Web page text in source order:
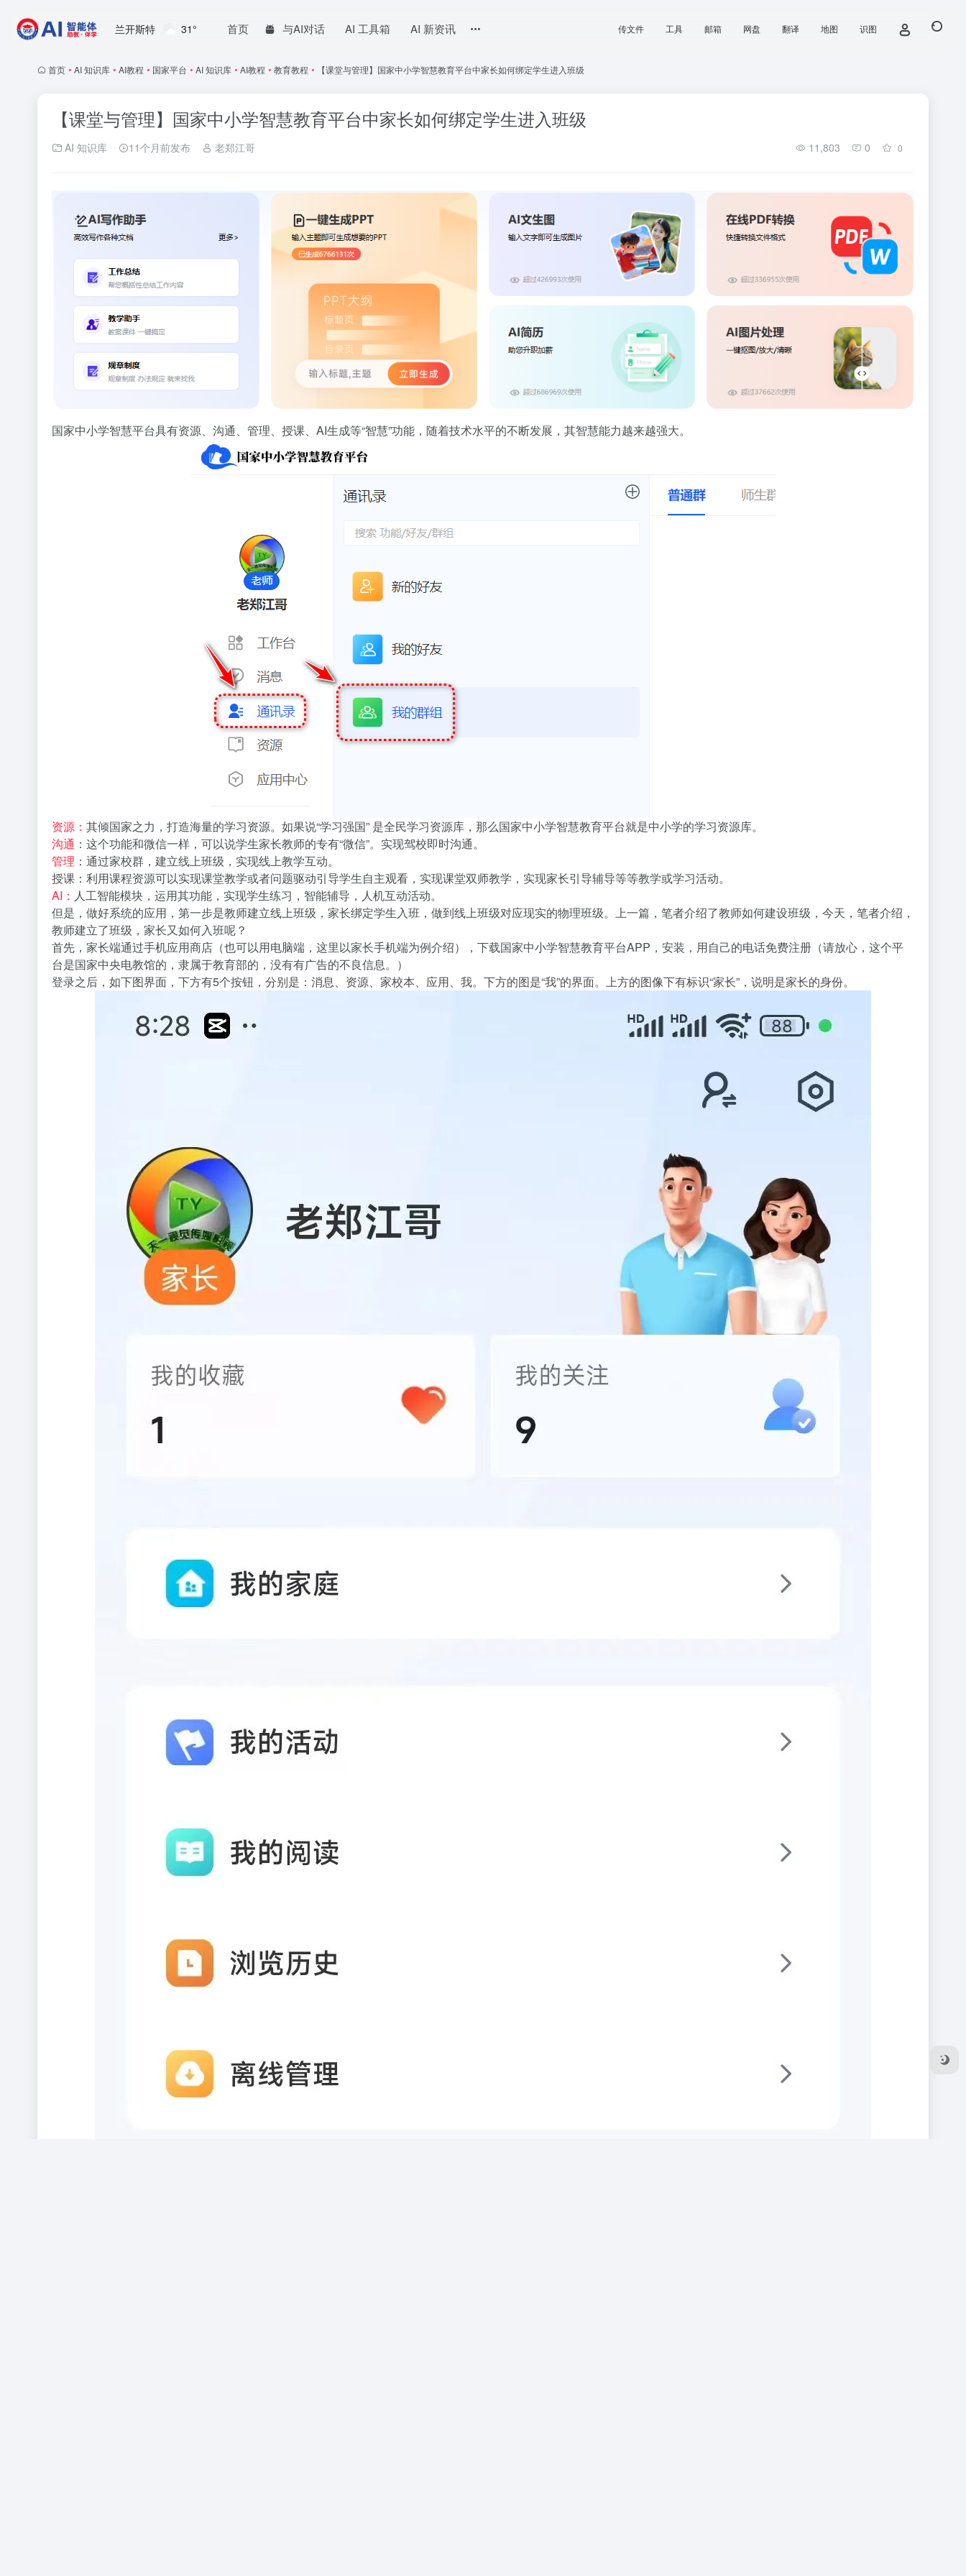
兰开斯特 31° 首页 与AI对话 AI 工具箱 AI 新资讯 传文件 工具 邮箱 网盘 翻译 地图 识图
首页 • AI 知识库 • AI教程 • 国家平台 • AI 知识库 • AI教程 • 教育教程 • 【课堂与管理】国家中小学智慧教育平台中家长如何绑定学生进入班级
【课堂与管理】国家中小学智慧教育平台中家长如何绑定学生进入班级
AI 知识库 11个月前发布 老郑江哥 11,803 0 0
国家中小学智慧平台具有资源、沟通、管理、授课、AI生成等“智慧”功能，随着技术水平的不断发展，其智慧能力越来越强大。
资源： 其倾国家之力，打造海量的学习资源。如果说“学习强国” 是全民学习资源库，那么国家中小学智慧教育平台就是中小学的学习资源库。
沟通 ：这个功能和微信一样，可以说学生家长教师的专有“微信”。实现驾校即时沟通。
管理 ：通过家校群，建立线上班级，实现线上教学互动。
授课：利用课程资源可以实现课堂教学或者问题驱动引导学生自主观看，实现课堂双师教学，实现家长引导辅导等等教学或学习活动。
AI： 人工智能模块，运用其功能，实现学生练习，智能辅导，人机互动活动。
但是，做好系统的应用，第一步是教师建立线上班级，家长绑定学生入班，做到线上班级对应现实的物理班级。上一篇，笔者介绍了教师如何建设班级，今天，笔者介绍，
教师建立了班级，家长又如何入班呢？
首先，家长端通过手机应用商店（也可以用电脑端，这里以家长手机端为例介绍），下载国家中小学智慧教育平台APP，安装，用自己的电话免费注册（请放心，这个平
台是国家中央电教馆的，隶属于教育部的，没有有广告的不良信息。）
登录之后，如下图界面，下方有5个按钮，分别是：消息、资源、家校本、应用、我。下方的图是“我”的界面。上方的图像下有标识“家长”，说明是家长的身份。